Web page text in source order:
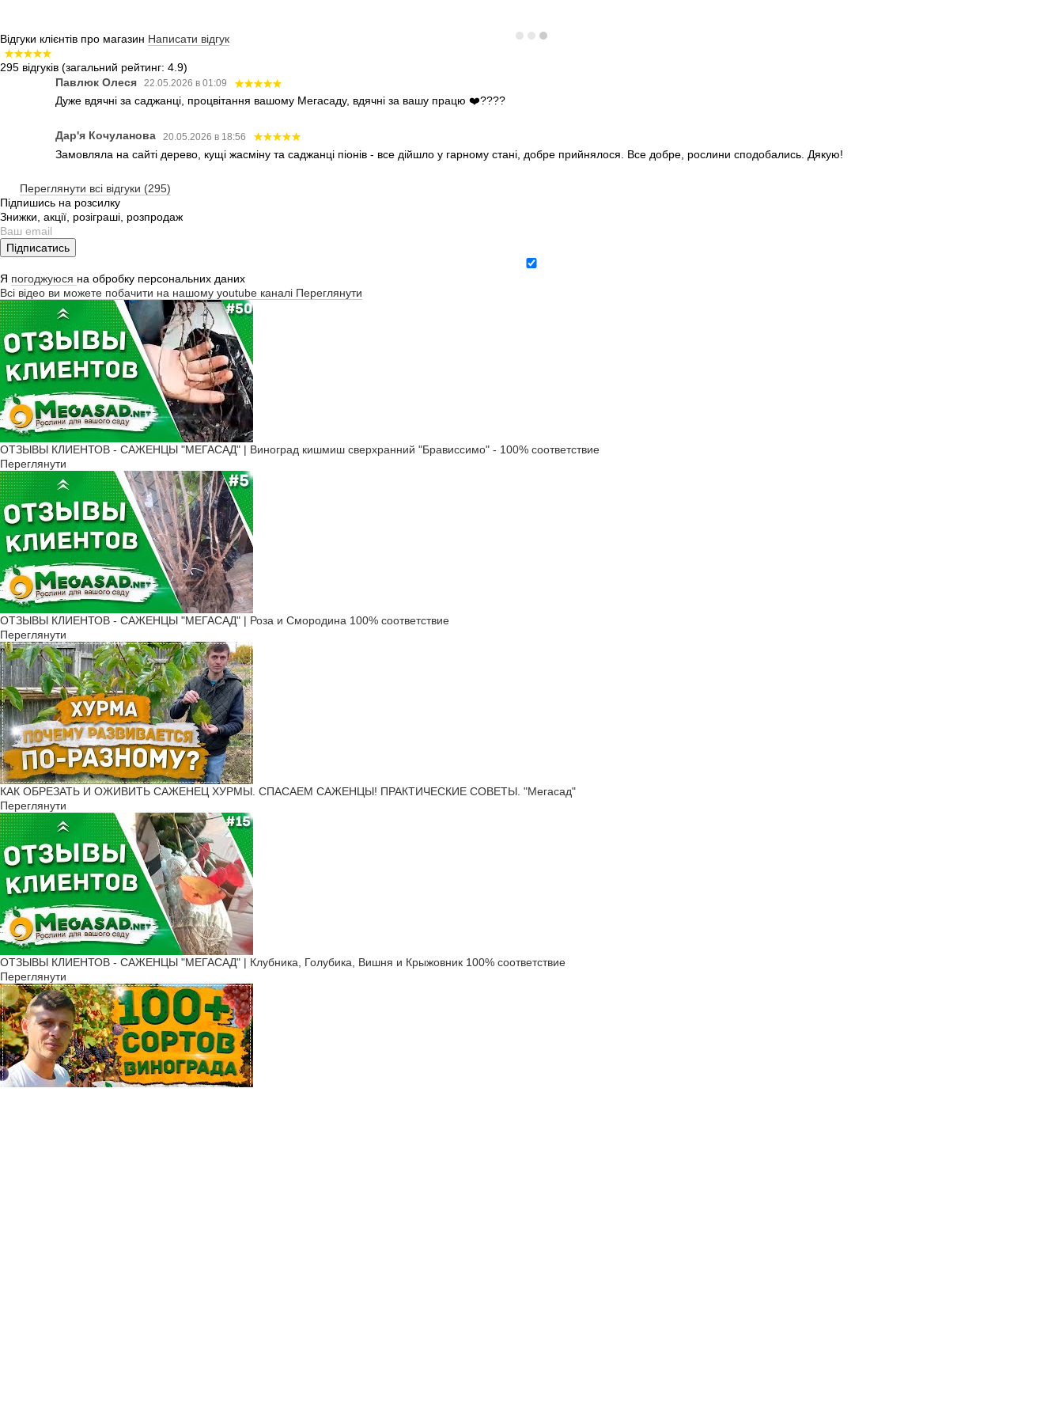
Відгуки клієнтів про магазин Написати відгук
295 відгуків (загальний рейтинг: 4.9)
Павлюк Олеся
22.05.2026 в 01:09
Дуже вдячні за саджанці, процвітання вашому Мегасаду, вдячні за вашу працю ❤️????
Дар'я Кочуланова 20.05.2026 в 18:56
Замовляла на сайті дерево, кущі жасміну та саджанці піонів - все дійшло у гарному стані, добре прийнялося. Все добре, рослини сподобались. Дякую!
Переглянути всі відгуки (295)
Підпишись на розсилку
Знижки, акції, розіграші, розпродаж
Підписатись
Я погоджуюся на обробку персональних даних
Всі відео ви можете побачити на нашому youtube каналі Переглянути
ОТЗЫВЫ КЛИЕНТОВ - САЖЕНЦЫ "МЕГАСАД" | Виноград кишмиш сверхранний "Брависсимо" - 100% соответствие
Переглянути
ОТЗЫВЫ КЛИЕНТОВ - САЖЕНЦЫ "МЕГАСАД" | Роза и Смородина 100% соответствие
Переглянути
КАК ОБРЕЗАТЬ И ОЖИВИТЬ САЖЕНЕЦ ХУРМЫ. СПАСАЕМ САЖЕНЦЫ! ПРАКТИЧЕСКИЕ СОВЕТЫ. "Мегасад"
Переглянути
ОТЗЫВЫ КЛИЕНТОВ - САЖЕНЦЫ "МЕГАСАД" | Клубника, Голубика, Вишня и Крыжовник 100% соответствие
Переглянути